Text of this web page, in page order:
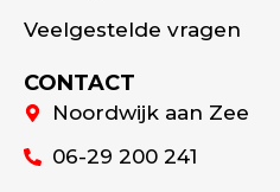
Veelgestelde vragen
CONTACT
Noordwijk aan Zee
06-29 200 241